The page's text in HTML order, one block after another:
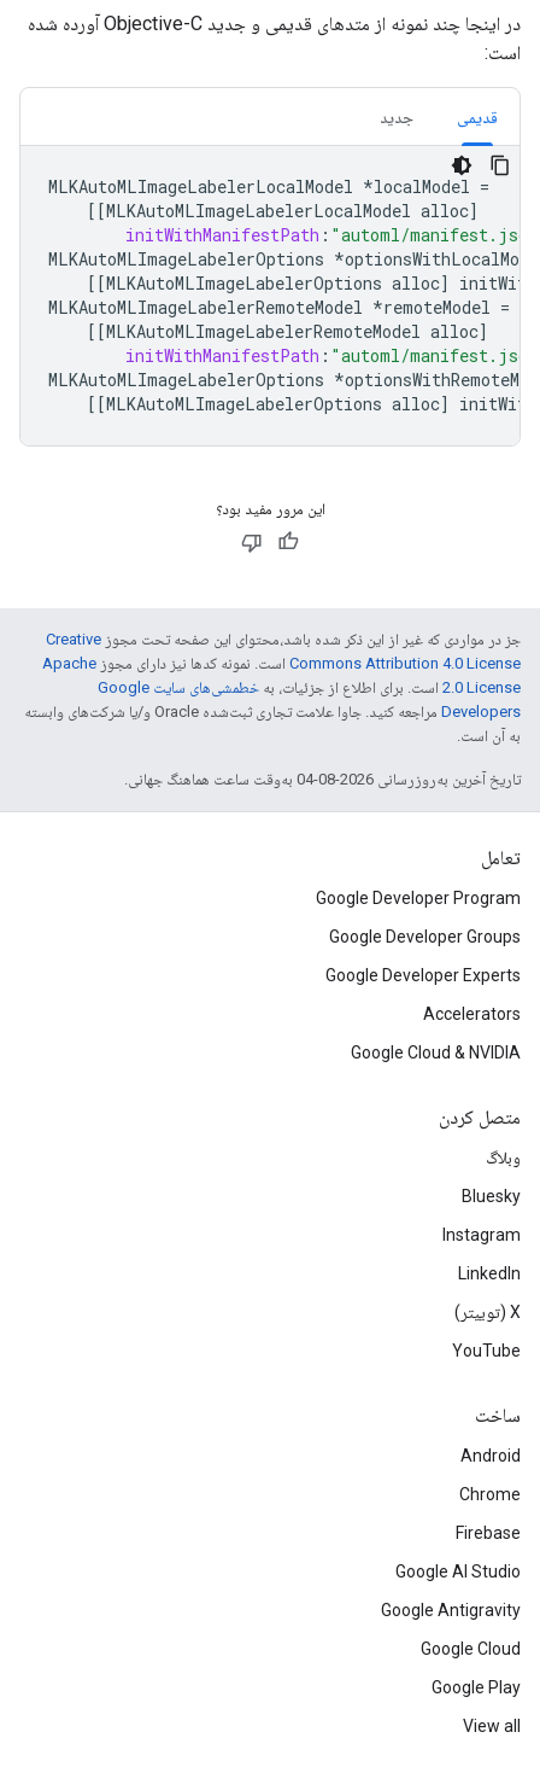
در اینجا چند نمونه از متدهای قدیمی و جدید Objective-C آورده شده
است:
قدیمی جدید
MLKAutoMLImageLabelerLocalModel *localModel =
[[MLKAutoMLImageLabelerLocalModel alloc]
initWithManifestPath : "automl/
MLKAutoMLImageLabelerOptions *
[[MLKAutoMLImageLabelerOptions alloc]
MLKAutoMLImageLabelerRemoteModel *remoteModel =
[[MLKAutoMLImageLabelerRemoteModel alloc]
initWithManifestPath : "automl/
MLKAutoMLImageLabelerOptions *
[[MLKAutoMLImageLabelerOptions alloc]
این مرور مفید بود؟
جز در مواردی که غیر از این ذکر شده باشد،‌محتوای این صفحه تحت مجوز Creative
Commons Attribution 4.0 License است. نمونه کدها نیز دارای مجوز Apache
2.0 License است. برای اطلاع از جزئیات، به
خطمشی‌های سایت Google
Developers‏
مراجعه کنید. جاوا علامت تجاری ثبت‌شده Oracle و/یا شرکت‌های وابسته
به آن است.
تاریخ آخرین به‌روزرسانی 2026-08-04 به‌وقت ساعت هماهنگ جهانی.
تعامل
Google Developer Program
Google Developer Groups
Google Developer Experts
Accelerators
Google Cloud & NVIDIA
متصل کردن
وبلاگ
Bluesky
Instagram
LinkedIn
‫X (توییتر)
YouTube
ساخت
Android
Chrome
Firebase
Google AI Studio
Google Antigravity
Google Cloud
Google Play
View all